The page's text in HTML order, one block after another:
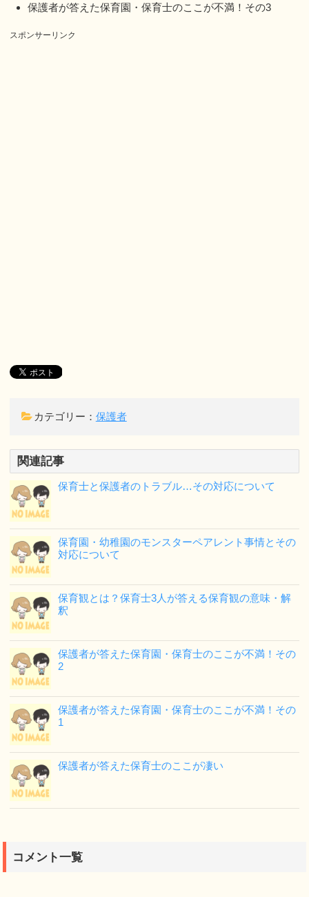
保護者が答えた保育園・保育士のここが不満！その3
スポンサーリンク
カテゴリー： 保護者
関連記事
保育士と保護者のトラブル…その対応について
保育園・幼稚園のモンスターペアレント事情とその
対応について
保育観とは？保育士3人が答える保育観の意味・解
釈
保護者が答えた保育園・保育士のここが不満！その
2
保護者が答えた保育園・保育士のここが不満！その
1
保護者が答えた保育士のここが凄い
コメント一覧